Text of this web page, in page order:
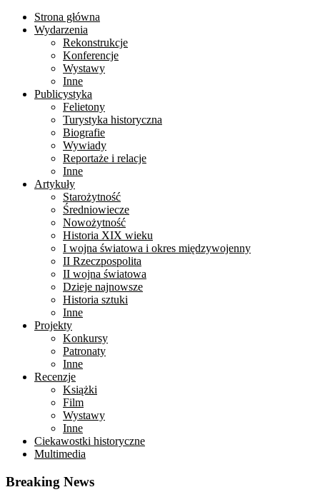
Strona główna
Wydarzenia
Rekonstrukcje
Konferencje
Wystawy
Inne
Publicystyka
Felietony
Turystyka historyczna
Biografie
Wywiady
Reportaże i relacje
Inne
Artykuły
Starożytność
Średniowiecze
Nowożytność
Historia XIX wieku
I wojna światowa i okres międzywojenny
II Rzeczpospolita
II wojna światowa
Dzieje najnowsze
Historia sztuki
Inne
Projekty
Konkursy
Patronaty
Inne
Recenzje
Książki
Film
Wystawy
Inne
Ciekawostki historyczne
Multimedia
Breaking News